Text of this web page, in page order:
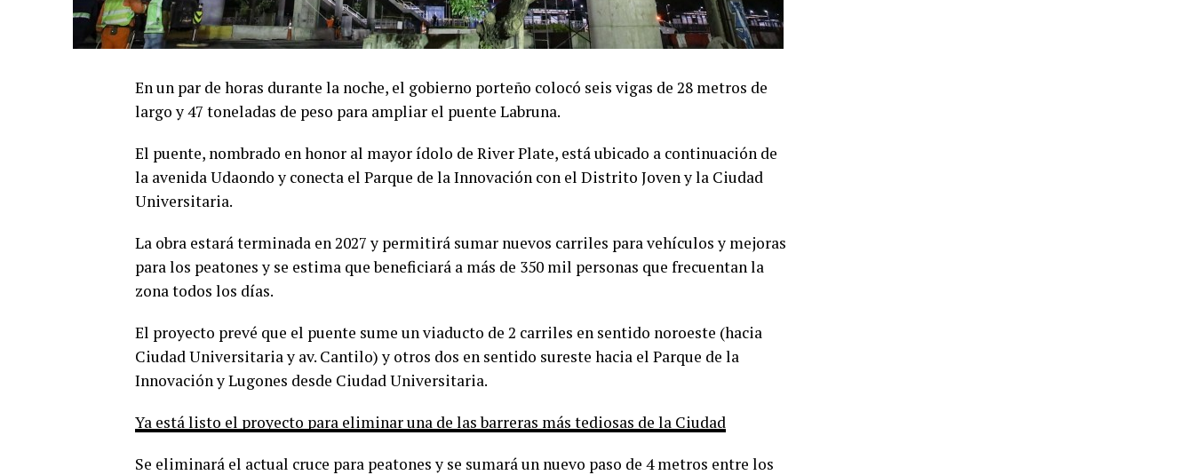
En un par de horas durante la noche, el gobierno porteño colocó seis vigas de 28 metros de
largo y 47 toneladas de peso para ampliar el puente Labruna.
El puente, nombrado en honor al mayor ídolo de River Plate, está ubicado a continuación de
la avenida Udaondo y conecta el Parque de la Innovación con el Distrito Joven y la Ciudad
Universitaria.
La obra estará terminada en 2027 y permitirá sumar nuevos carriles para vehículos y mejoras
para los peatones y se estima que beneficiará a más de 350 mil personas que frecuentan la
zona todos los días.
El proyecto prevé que el puente sume un viaducto de 2 carriles en sentido noroeste (hacia
Ciudad Universitaria y av. Cantilo) y otros dos en sentido sureste hacia el Parque de la
Innovación y Lugones desde Ciudad Universitaria.
Ya está listo el proyecto para eliminar una de las barreras más tediosas de la Ciudad
Se eliminará el actual cruce para peatones y se sumará un nuevo paso de 4 metros entre los